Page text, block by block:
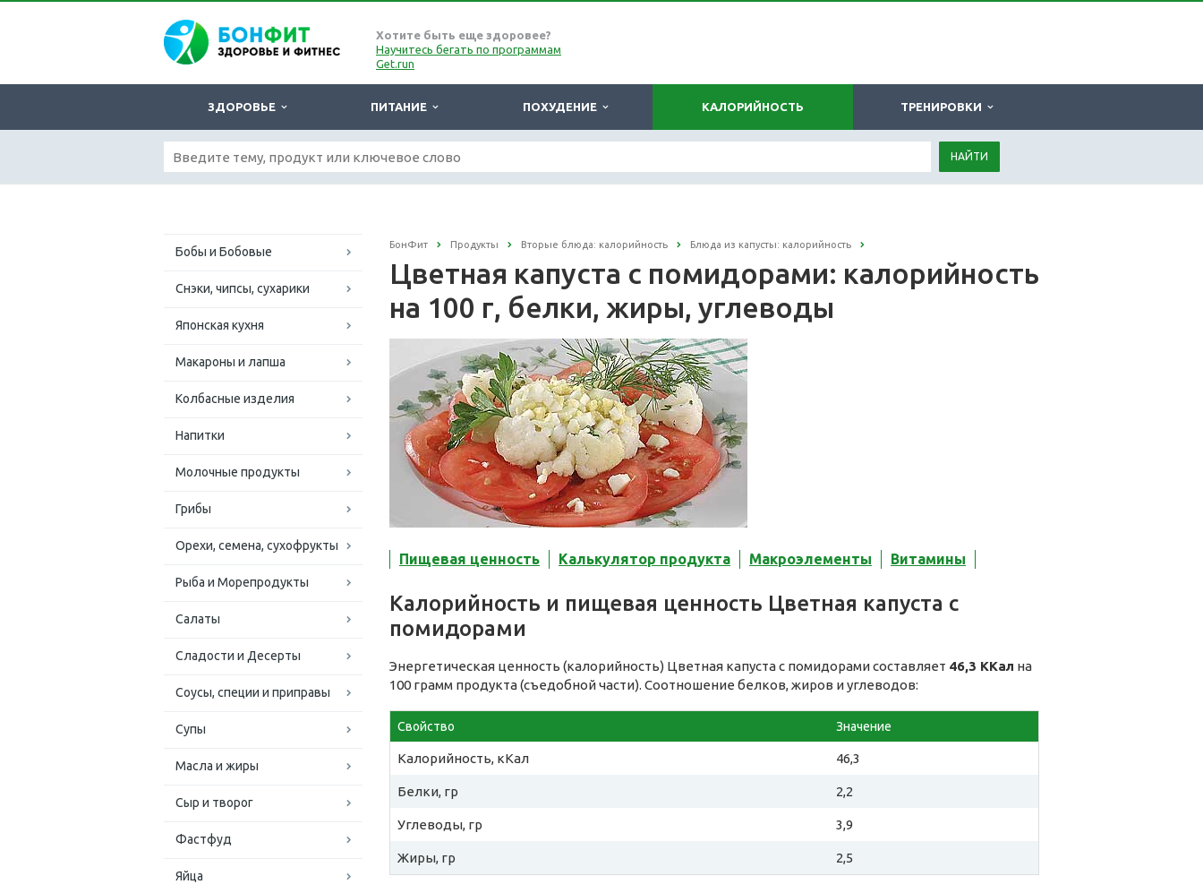
Хотите быть еще здоровее?
Научитесь бегать по программам
Get.run
ЗДОРОВЬЕ ПИТАНИЕ ПОХУДЕНИЕ КАЛОРИЙНОСТЬ ТРЕНИРОВКИ
НАЙТИ
Бобы и Бобовые
Снэки, чипсы, сухарики
Японская кухня
Макароны и лапша
Колбасные изделия
Напитки
Молочные продукты
Грибы
Орехи, семена, сухофрукты
Рыба и Морепродукты
Салаты
Сладости и Десерты
Соусы, специи и приправы
Супы
Масла и жиры
Сыр и творог
Фастфуд
Яйца
БонФит Продукты Вторые блюда: калорийность Блюда из капусты: калорийность
Цветная капуста с помидорами: калорийность
на 100 г, белки, жиры, углеводы
Пищевая ценность Калькулятор продукта Макроэлементы Витамины
Калорийность и пищевая ценность Цветная капуста с
помидорами
Энергетическая ценность (калорийность) Цветная капуста с помидорами составляет 46,3 ККал на
100 грамм продукта (съедобной части). Соотношение белков, жиров и углеводов:
Свойство Значение
Калорийность, кКал 46,3
Белки, гр 2,2
Углеводы, гр 3,9
Жиры, гр 2,5